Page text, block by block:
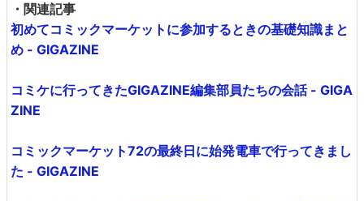
・関連記事
初めてコミックマーケットに参加するときの基礎知識まと
め - GIGAZINE
コミケに行ってきたGIGAZINE編集部員たちの会話 - GIGA
ZINE
コミックマーケット72の最終日に始発電車で行ってきまし
た - GIGAZINE